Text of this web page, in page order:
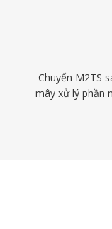
Chuyển M2TS
mây xử lý phần